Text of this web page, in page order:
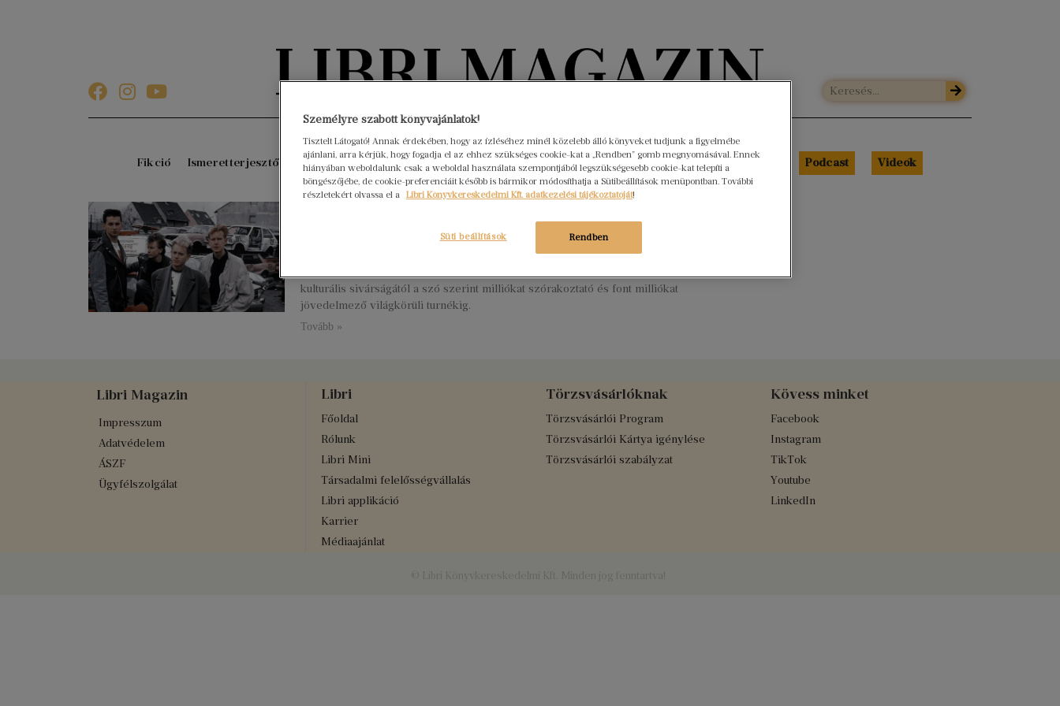
Könyvektől az olvasókig
Fikció Ismeretterjesztő Gyerekkönyvek Interjúk Beleolvasó A hónap könyvei HÍREK Libri Portré Podcast Videók
Boros Gábor írása
kulturális sivárságától a szó szerint milliókat szórakoztató és font milliókat
jövedelmező világkörüli turnékig.
Tovább »
Libri Magazin
Impresszum
Adatvédelem
ÁSZF
Ügyfélszolgálat
Libri
Főoldal
Rólunk
Libri Mini
Társadalmi felelősségvállalás
Libri applikáció
Karrier
Médiaajánlat
Törzsvásárlóknak
Törzsvásárlói Program
Törzsvásárlói Kártya igénylése
Törzsvásárlói szabályzat
Kövess minket
Facebook
Instagram
TikTok
Youtube
LinkedIn
Személyre szabott könyvajánlatok!
Tisztelt Látogató! Annak érdekében, hogy az ízléséhez minél közelebb álló könyveket tudjunk a figyelmébe
ajánlani, arra kérjük, hogy fogadja el az ehhez szükséges cookie-kat a „Rendben” gomb megnyomásával. Ennek
hiányában weboldalunk csak a weboldal használata szempontjából legszükségesebb cookie-kat telepíti a
böngészőjébe, de cookie-preferenciáit később is bármikor módosíthatja a Sütibeállítások menüpontban. További
részletekért olvassa el a Libri Könyvkereskedelmi Kft. adatkezelési tájékoztatóját!
Rendben
Süti beállítások